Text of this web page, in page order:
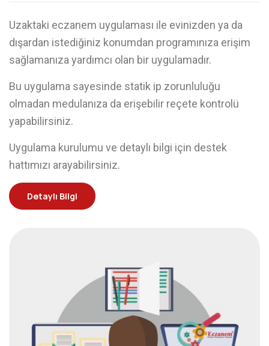
Uzaktaki eczanem uygulaması ile evinizden ya da
dışardan istediğiniz konumdan programınıza erişim
sağlamanıza yardımcı olan bir uygulamadır.
Bu uygulama sayesinde statik ip zorunluluğu
olmadan medulanıza da erişebilir reçete kontrolü
yapabilirsiniz.
Uygulama kurulumu ve detaylı bilgi için destek
hattımızı arayabilirsiniz.
Detaylı Bilgi